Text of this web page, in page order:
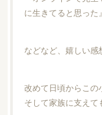
に生きてると思った』
などなど、嬉しい感
改めて日頃からこの
そして家族に支えて